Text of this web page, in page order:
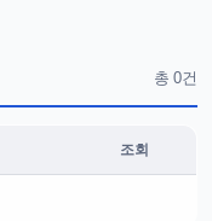
총 0건
조회